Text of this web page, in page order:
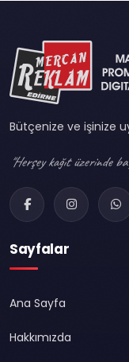
Bütçenize ve işinize
"Herşey kağıt üzerinde
Sayfalar
Ana Sayfa
Hakkımızda